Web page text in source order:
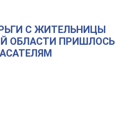
С ЖИТЕЛЬНИЦЫ
ОБЛАСТИ ПРИШЛОСЬ